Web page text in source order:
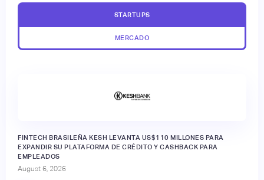
STARTUPS
MERCADO
FINTECH BRASILEÑA KESH LEVANTA US$110 MILLONES PARA
EXPANDIR SU PLATAFORMA DE CRÉDITO Y CASHBACK PARA
EMPLEADOS
August 6, 2026